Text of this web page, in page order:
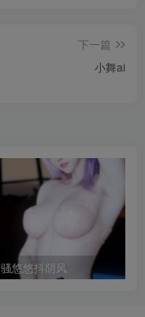
下一篇
小舞ai
骚悠悠抖阴风